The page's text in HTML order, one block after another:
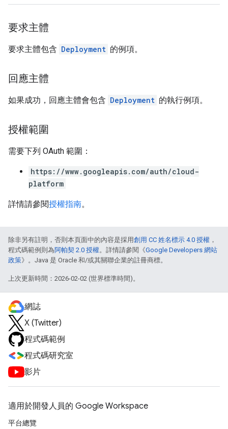
要求主體
要求主體包含 Deployment 的例項。
回應主體
如果成功，回應主體會包含 Deployment 的執行例項。
授權範圍
需要下列 OAuth 範圍：
https://www.googleapis.com/auth/cloud-
platform
詳情請參閱授權指南。
除非另有註明，否則本頁面中的內容是採用創用 CC 姓名標示 4.0 授權 ，
程式碼範例則為阿帕契 2.0 授權。詳情請參閱《Google Developers 網站
政策》。Java 是 Oracle 和/或其關聯企業的註冊商標。
上次更新時間：2026-02-02 (世界標準時間)。
網誌
X (Twitter)
程式碼範例
程式碼研究室
影片
適用於開發人員的 Google Workspace
平台總覽